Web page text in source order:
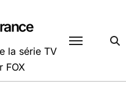
la série TV
FOX